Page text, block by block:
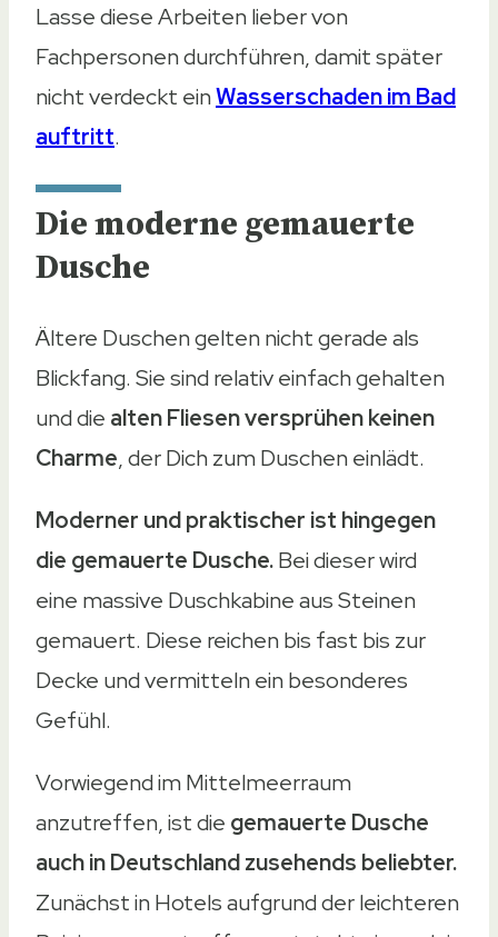
Lasse diese Arbeiten lieber von
Fachpersonen durchführen, damit später
nicht verdeckt einWasserschaden im Bad
auftritt.
Die moderne gemauerte
Dusche
Ältere Duschen gelten nicht gerade als
Blickfang. Sie sind relativ einfach gehalten
und die alten Fliesen versprühen keinen
Charme, der Dich zum Duschen einlädt.
Moderner und praktischer ist hingegen
die gemauerte Dusche.Bei dieser wird
eine massive Duschkabine aus Steinen
gemauert. Diese reichen bis fast bis zur
Decke und vermitteln ein besonderes
Gefühl.
Vorwiegend im Mittelmeerraum
anzutreffen, ist die gemauerte Dusche
auch in Deutschland zusehends beliebter.
Zunächst in Hotels aufgrund der leichteren